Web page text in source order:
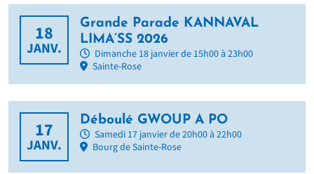
18
JANV.
Grande Parade KANNAVAL
LIMA’SS 2026
Dimanche 18 janvier de 15h00 à 23h00
Sainte-Rose
17
JANV.
Déboulé GWOUP A PO
Samedi 17 janvier de 20h00 à 22h00
Bourg de Sainte-Rose